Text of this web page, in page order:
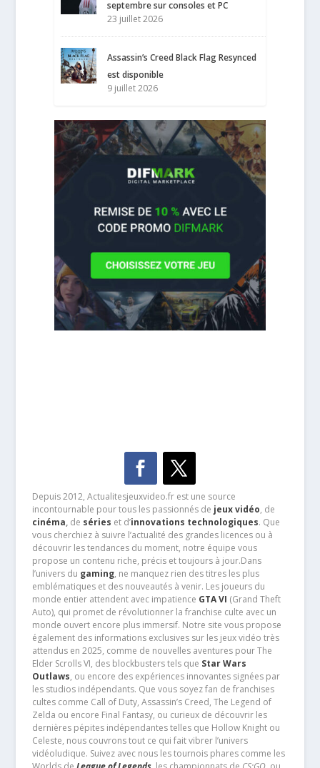
septembre sur consoles et PC
23 juillet 2026
Assassin’s Creed Black Flag Resynced
est disponible
9 juillet 2026
Depuis 2012, Actualitesjeuxvideo.fr est une source
incontournable pour tous les passionnés de jeux vidéo, de
cinéma,de séries et d’innovations technologiques. Que
vous cherchiez à suivre l’actualité des grandes licences ou à
découvrir les tendances du moment, notre équipe vous
propose un contenu riche, précis et toujours à jour.Dans
l’univers du gaming, ne manquez rien des titres les plus
emblématiques et des nouveautés à venir. Les joueurs du
monde entier attendent avec impatience GTA VI (Grand Theft
Auto), qui promet de révolutionner la franchise culte avec un
monde ouvert encore plus immersif. Notre site vous propose
également des informations exclusives sur les jeux vidéo très
attendus en 2025, comme de nouvelles aventures pour The
Elder Scrolls VI, des blockbusters tels que Star Wars
Outlaws, ou encore des expériences innovantes signées par
les studios indépendants. Que vous soyez fan de franchises
cultes comme Call of Duty, Assassin’s Creed, The Legend of
Zelda ou encore Final Fantasy, ou curieux de découvrir les
dernières pépites indépendantes telles que Hollow Knight ou
Celeste, nous couvrons tout ce qui fait vibrer l’univers
vidéoludique. Suivez avec nous les tournois phares comme les